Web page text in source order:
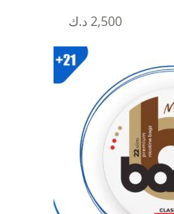
2,500 د.ك
This
multiple
variants.
The
options
may
be
chosen